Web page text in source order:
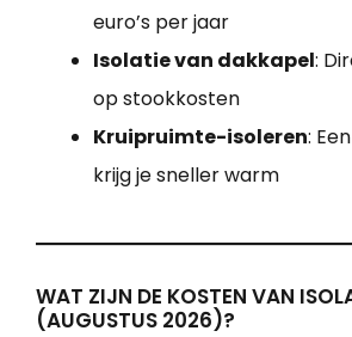
euro’s per jaar
Isolatie van dakkapel:
op stookkosten
Kruipruimte-isoleren:
krijg je sneller warm
WAT ZIJN DE KOSTEN VAN
(AUGUSTUS 2026)?